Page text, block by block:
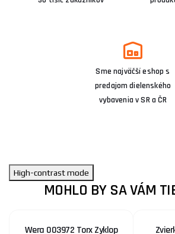
Sme najväčší eshop s
predajom dielenského
vybavenia v SR a ČR
High-contrast mode
MOHLO BY SA VÁM
Wera 003972 Torx Zyklop